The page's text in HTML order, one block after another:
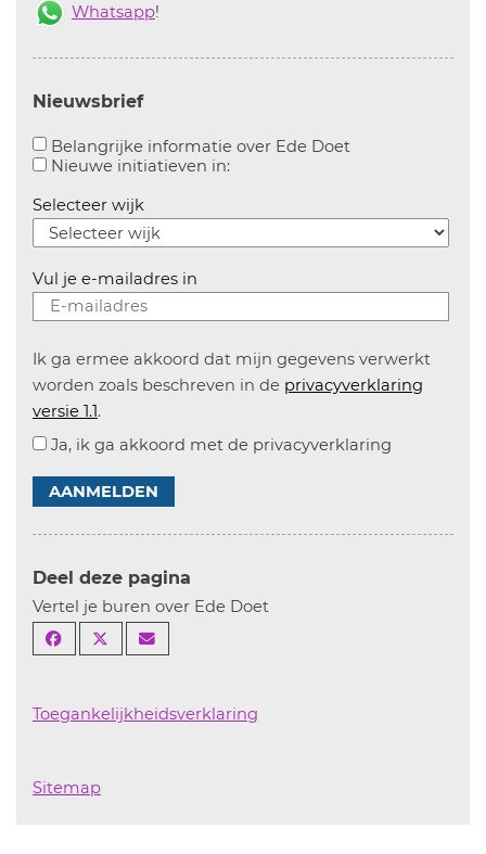
Whatsapp!
Nieuwsbrief
Belangrijke informatie over Ede Doet
Nieuwe initiatieven in:Aanvinken om informatie over
Selecteer wijk
Vul je e-mailadres in
Ik ga ermee akkoord dat mijn gegevens verwerkt
worden zoals beschreven in de privacyverklaring
versie 1.1.
Ja, ik ga akkoord met de privacyverklaring
AANMELDEN
Deel deze pagina
Vertel je buren over Ede Doet
Toegankelijkheidsverklaring
Sitemap